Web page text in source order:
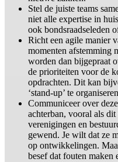
Stel de juiste teams
niet alle expertise in
ook bondsraadseleden
Richt een agile manier
momenten afstemming
worden dan bijgepraat
de prioriteiten voor de
opdrachten. Dit kan
‘stand-up’ te
Communiceer over
achterban, vooral als
verenigingen en
gewend. Je wilt dat ze
op ontwikkelingen.
besef dat fouten maken